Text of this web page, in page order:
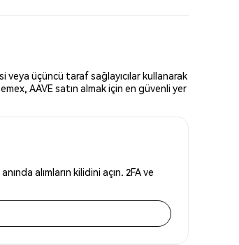
veya üçüncü taraf sağlayıcılar kullanarak
AAVE satın almak için en güvenli yer
alımların kilidini açın. 2FA ve